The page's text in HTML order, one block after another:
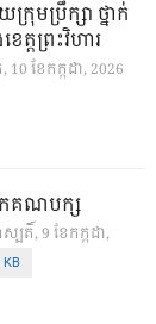
ប្រឹក្សា ថ្នាក់
េត្តព្រះវិហារ
10 ខែ​កក្កដា, 2026
គណបក្ស
ស្បតិ៍, 9 ខែ​កក្កដា,